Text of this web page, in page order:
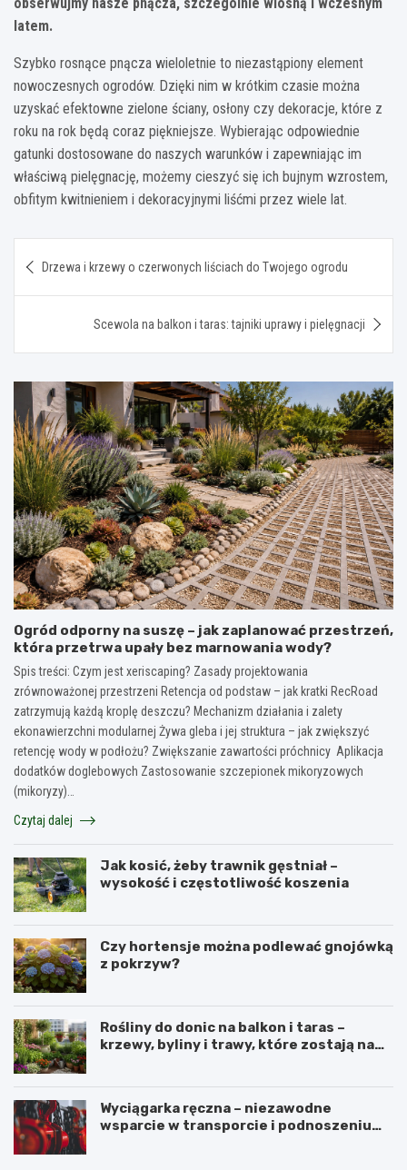
latem.
Szybko rosnące pnącza wieloletnie to niezastąpiony element
nowoczesnych ogrodów. Dzięki nim w krótkim czasie można
uzyskać efektowne zielone ściany, osłony czy dekoracje, które z
roku na rok będą coraz piękniejsze. Wybierając odpowiednie
gatunki dostosowane do naszych warunków i zapewniając im
właściwą pielęgnację, możemy cieszyć się ich bujnym wzrostem,
obfitym kwitnieniem i dekoracyjnymi liśćmi przez wiele lat.
wpisu
Drzewa i krzewy o czerwonych liściach do Twojego ogrodu
Scewola na balkon i taras: tajniki uprawy i pielęgnacji
Ogród odporny na suszę – jak zaplanować przestrzeń,
która przetrwa upały bez marnowania wody?
Spis treści: Czym jest xeriscaping? Zasady projektowania
zrównoważonej przestrzeni Retencja od podstaw – jak kratki RecRoad
zatrzymują każdą kroplę deszczu? Mechanizm działania i zalety
ekonawierzchni modularnej Żywa gleba i jej struktura – jak zwiększyć
retencję wody w podłożu? Zwiększanie zawartości próchnicy Aplikacja
dodatków doglebowych Zastosowanie szczepionek mikoryzowych
(mikoryzy)…
Czytaj dalej
Jak kosić, żeby trawnik gęstniał –
wysokość i częstotliwość koszenia
Czy hortensje można podlewać gnojówką
z pokrzyw?
Rośliny do donic na balkon i taras –
krzewy, byliny i trawy, które zostają na
Wyciągarka ręczna – niezawodne
wsparcie w transporcie i podnoszeniu
N
P